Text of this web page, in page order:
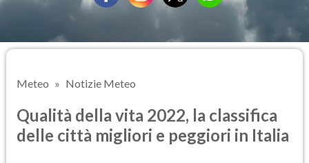
Meteo Notizie Meteo
Qualità della vita 2022, la classifica
delle città migliori e peggiori in Italia